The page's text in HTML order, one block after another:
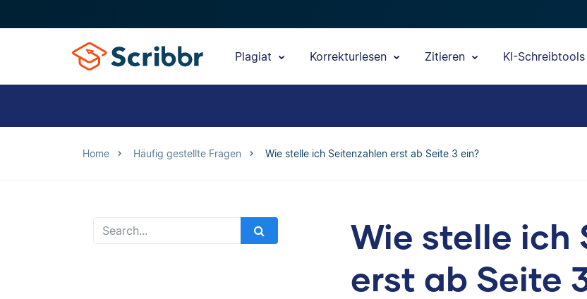
Plagiat Korrekturlesen Zitieren KI-Schreibtools
Home Häufig gestellte Fragen Wie stelle ich Seitenzahlen erst ab Seite 3 ein?
Wie stelle ich
erst ab Seite